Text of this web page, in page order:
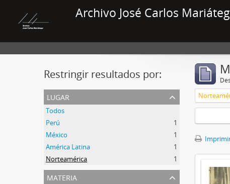
Archivo José Carlos
Restringir resultados por:
lugar
Todos
Perú
1
México
1
América Latina
1
Norteamérica
1
materia